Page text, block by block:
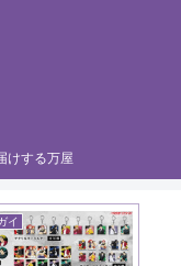
けする万屋
イ